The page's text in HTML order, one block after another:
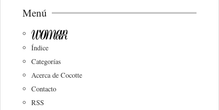
Menú
Índice
Categorías
Acerca de Cocotte
Contacto
RSS